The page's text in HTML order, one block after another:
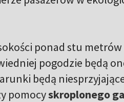
ponad stu metrów
pogodzie będą
będą
pomocyskroplonego